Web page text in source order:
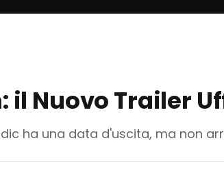
Nuovo Trailer
ha una data d'uscita, ma non